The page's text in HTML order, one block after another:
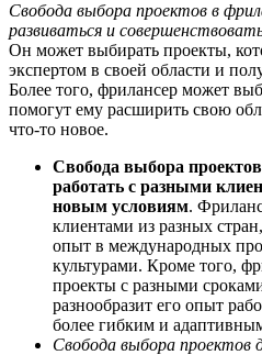
Свобода выбора проектов в
развиваться и
Он может выбирать проекты,
экспертом в своей области и
Более того, фрилансер может
помогут ему расширить свою
что-то новое.
Свобода выбора
работать с разными
новым условиям.
клиентами из разных
опыт в международных
культурами. Кроме того,
проекты с разными
разнообразит его опыт
более гибким и
Свобода выбора проектов